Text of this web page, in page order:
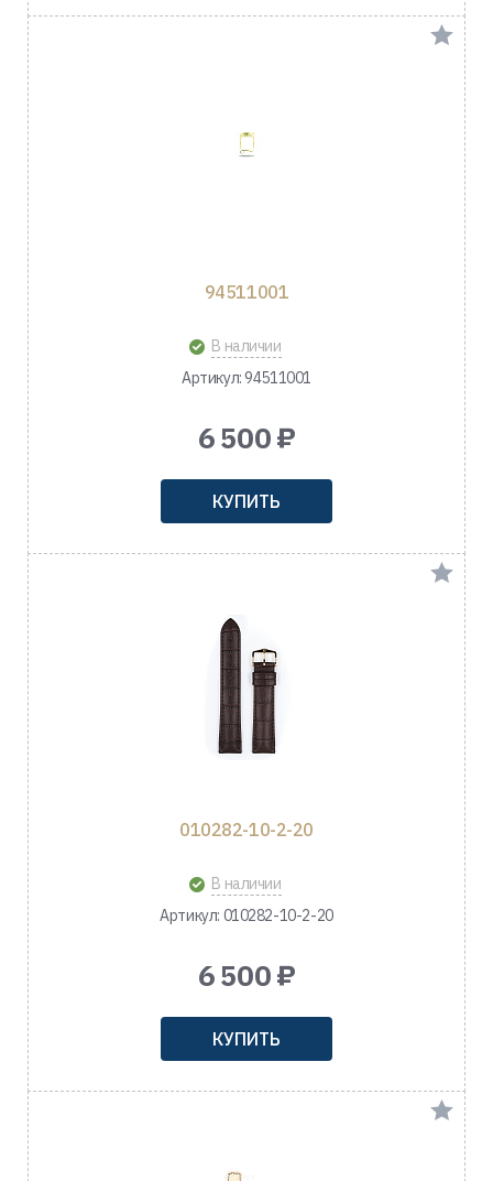
94511001
В наличии
Артикул: 94511001
6 500 ₽
КУПИТЬ
010282-10-2-20
В наличии
Артикул: 010282-10-2-20
6 500 ₽
КУПИТЬ